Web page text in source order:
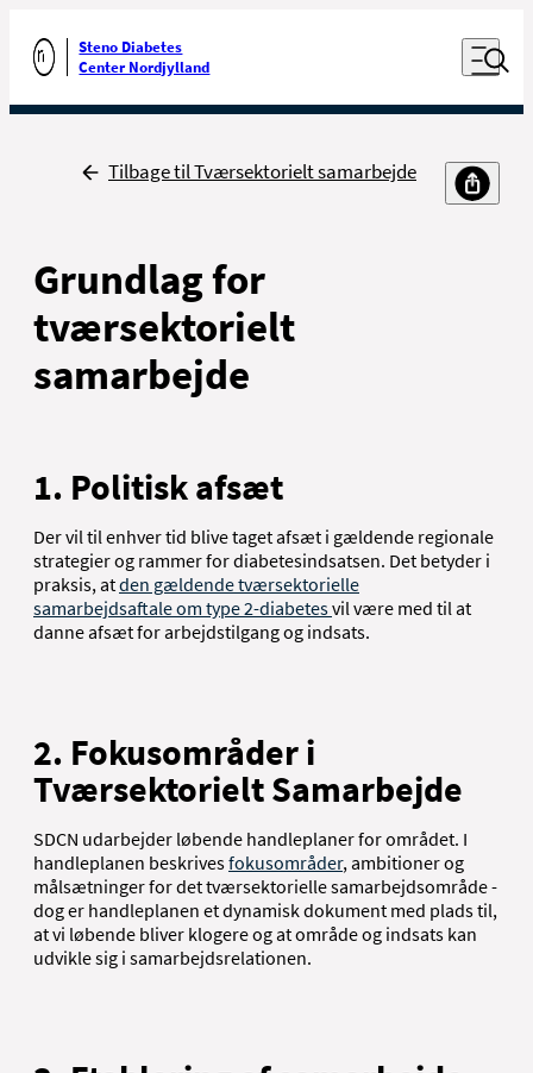
Gå til forsiden
Steno Diabetes
Center Nordjylland
Åben
Udfør søgning
Tilbage
Tilbage til Tværsektorielt samarbejde
Grundlag for
tværsektorielt
samarbejde
1. Politisk afsæt
Der vil til enhver tid blive taget afsæt i gældende regionale
strategier og rammer for diabetesindsatsen. Det betyder i
praksis, atden gældende tværsektorielle
samarbejdsaftale om type 2-diabetesvil være med til at
danne afsæt for arbejdstilgang og indsats.
2. Fokusområder i
Tværsektorielt Samarbejde
SDCN udarbejder løbende handleplaner for området. I
handleplanen beskrivesfokusområder, ambitioner og
målsætninger for det tværsektorielle samarbejdsområde -
dog er handleplanen et dynamisk dokument med plads til,
at vi løbende bliver klogere og at område og indsats kan
udvikle sig i samarbejdsrelationen.